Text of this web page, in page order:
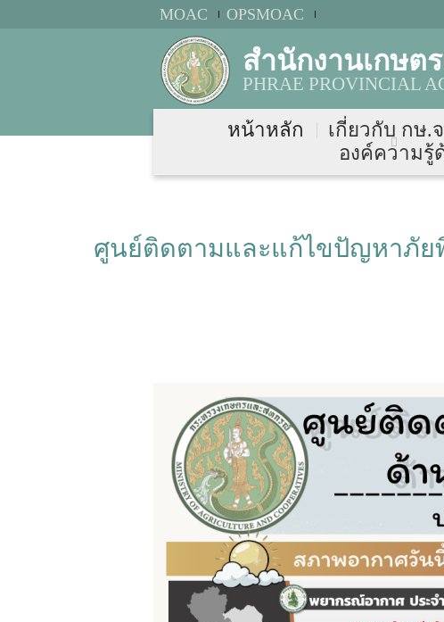
MOAC OPSMOAC
สำนักงานเกษต
PHRAE PROVINCIAL
หน้าหลัก เกี่ยวกับ กษ.
องค์ความรู้
ศูนย์ติดตามและแก้ไขปัญหาภัยพิ